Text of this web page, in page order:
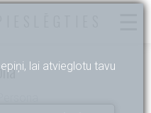
lai atvieglotu tavu